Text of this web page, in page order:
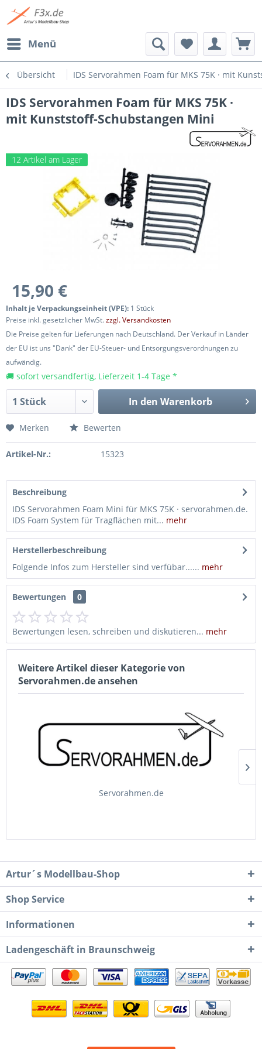
Menü
Übersicht IDS Servorahmen Foam für MKS 75K · mit
IDS Servorahmen Foam für MKS 75K ·
mit Kunststoff-Schubstangen Mini
12 Artikel am Lager
15,90 €
Inhalt je Verpackungseinheit (VPE): 1 Stück
Preise inkl. gesetzlicher MwSt.zzgl. Versandkosten
Die Preise gelten für Lieferungen nach Deutschland. Der Verkauf in Länder
der EU ist uns "Dank" der EU-Steuer- und Entsorgungsverordnungen zu
aufwändig.
🚚 sofort versandfertig, Lieferzeit 1-4 Tage *
In den Warenkorb
Merken Bewerten
Artikel-Nr.: 15323
Beschreibung
IDS Servorahmen Foam Mini für MKS 75K · servorahmen.de.
IDS Foam System für Tragflächen mit... mehr
Herstellerbeschreibung
Folgende Infos zum Hersteller sind verfübar...... mehr
Bewertungen 0
Bewertungen lesen, schreiben und diskutieren... mehr
Weitere Artikel dieser Kategorie von
Servorahmen.de ansehen
Servorahmen.de
Artur´s Modellbau-Shop
Shop Service
Informationen
Ladengeschäft in Braunschweig